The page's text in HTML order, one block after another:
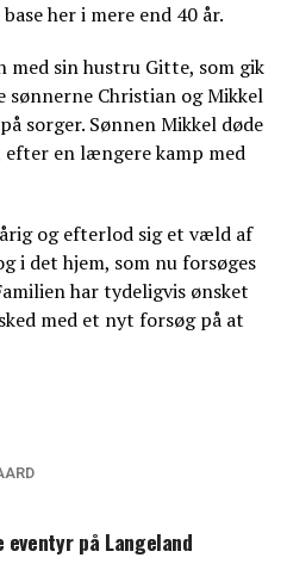
her i mere end 40 år.
med sin hustru Gitte, som gik
sønnerne Christian og Mikkel
sorger. Sønnen Mikkel døde
en længere kamp med
og efterlod sig et væld af
i det hjem, som nu forsøges
har tydeligvis ønsket
med et nyt forsøg på at
på Langeland